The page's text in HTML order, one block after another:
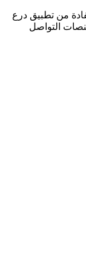
من تطبيق درع
منصات التواصل